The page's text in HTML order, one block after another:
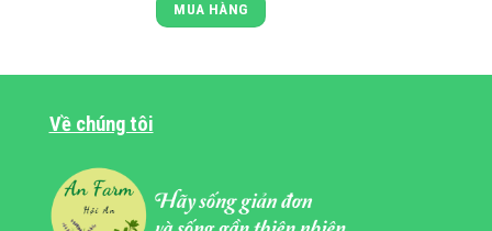
MUA HÀNG
thể.
Về chúng tôi